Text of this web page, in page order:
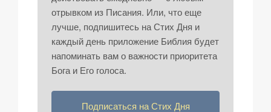
отрывком из Писания. Или, что еще
лучше, подпишитесь на Стих Дня и
каждый день приложение Библия будет
напоминать вам о важности приоритета
Бога и Его голоса.
Подписаться на Стих Дня